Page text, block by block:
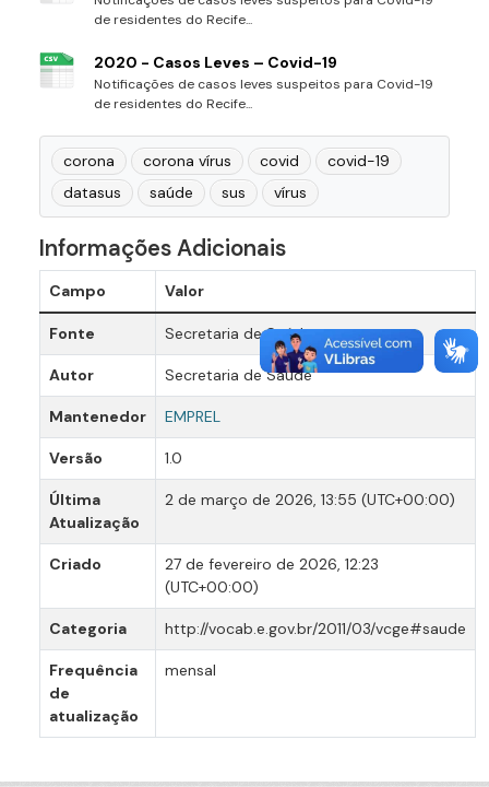
de residentes do Recife...
2020 - Casos Leves – Covid-19
Notificações de casos leves suspeitos para Covid-19
de residentes do Recife...
corona corona vírus covid
covid-19
datasus
saúde sus vírus
Informações Adicionais
Campo Valor
Fonte Secretaria de Saúde
Autor Secretaria de Saúde
Mantenedor EMPREL
Versão 1.0
Última
Atualização
2 de março de 2026, 13:55 (UTC+00:00)
Criado
27 de fevereiro de 2026, 12:23
(UTC+00:00)
Categoria http://vocab.e.gov.br/2011/03/vcge#saude
Frequência
de
atualização
mensal